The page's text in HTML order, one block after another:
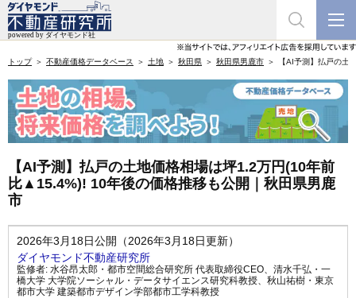
トップ 不動産価格データベース 土地 秋田県 秋田県男鹿市 【AI予測】払戸の
【AI予測】払戸の土地価格相場は坪1.2万円(10年前
比▲15.4%)! 10年後の価格推移も公開｜秋田県男鹿
市
2026年3月18日公開（2026年3月18日更新）
ダイヤモンド不動産研究所
監修者: 水谷昂太郎・都市空間総合研究所 代表取締役CEO、 清水千弘・一
橋大学 大学院ソーシャル・データサイエンス研究科教授、 秋山祐樹・東京
都市大学 建築都市デザイン学部都市工学科教授